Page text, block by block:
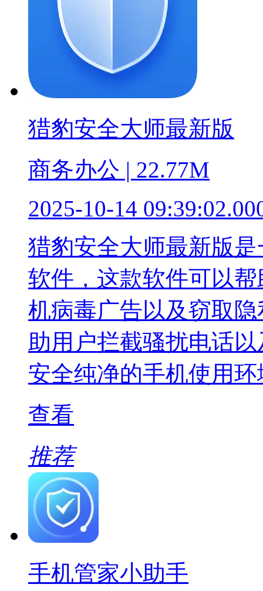
猎豹安全大师最新版
商务办公 | 22.77M
2025-10-14
猎豹安全大师最新版
软件，这款软件可以
机病毒广告以及窃取
助用户拦截骚扰电话
安全纯净的手机使用环
查看
推荐
手机管家小助手